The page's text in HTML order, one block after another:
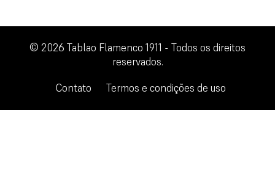
© 2026 Tablao Flamenco 1911 - Todos os direitos
reservados.
Contato
Termos e condições de uso